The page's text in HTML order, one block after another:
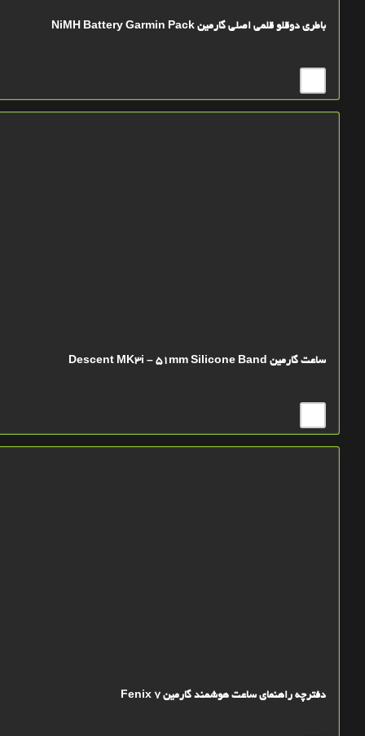
باطری دوقلو قلمی اصلی گارمین NiMH Battery Garmin Pack
ساعت گارمین Descent MK3i – 51mm Silicone Band
دفترچه راهنمای ساعت هوشمند گارمین Fenix 7